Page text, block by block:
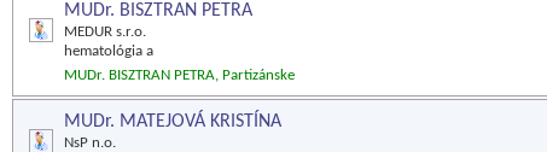
MUDr. BISZTRAN PETRA
MEDUR s.r.o.
hematológia a
MUDr. BISZTRAN PETRA, Partizánske
MUDr. MATEJOVÁ KRISTÍNA
NsP n.o.